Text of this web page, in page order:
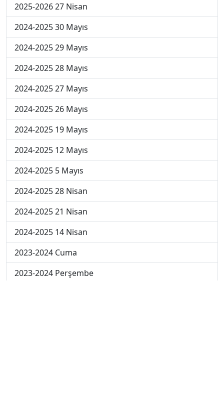
2025-2026 27 Nisan
2024-2025 30 Mayıs
2024-2025 29 Mayıs
2024-2025 28 Mayıs
2024-2025 27 Mayıs
2024-2025 26 Mayıs
2024-2025 19 Mayıs
2024-2025 12 Mayıs
2024-2025 5 Mayıs
2024-2025 28 Nisan
2024-2025 21 Nisan
2024-2025 14 Nisan
2023-2024 Cuma
2023-2024 Perşembe